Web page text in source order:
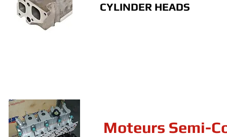
CYLINDER HEADS
Moteurs Semi-